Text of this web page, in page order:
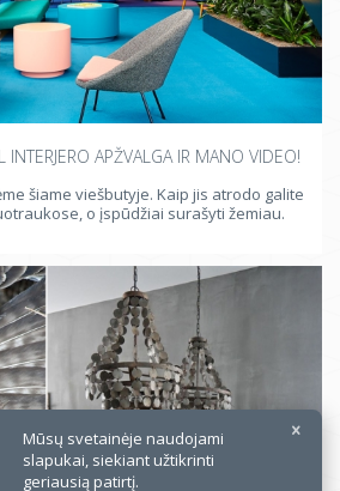
APŽVALGA IR MANO VIDEO!
šiame viešbutyje. Kaip jis atrodo galite
o įspūdžiai surašyti žemiau.
Mūsų svetainėje naudojami
slapukai, siekiant užtikrinti
geriausią patirtį.